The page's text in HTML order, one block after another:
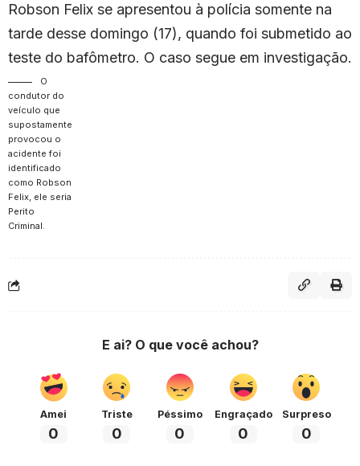
Robson Felix se apresentou à polícia somente na
tarde desse domingo (17), quando foi submetido ao
teste do bafômetro. O caso segue em investigação.
O
condutor do
veículo que
supostamente
provocou o
acidente foi
identificado
como Robson
Felix, ele seria
Perito
Criminal.
E ai? O que você achou?
Amei
0
Triste
0
Péssimo
0
Engraçado
0
Surpreso
0